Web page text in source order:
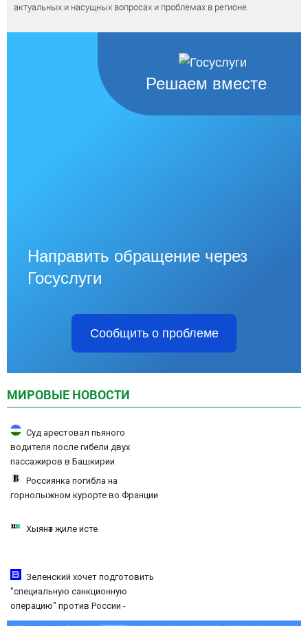
актуальных и насущных вопросах и проблемах в регионе.
Решаем вместе
Направить обращение через
Госуслуги
Сообщить о проблеме
МИРОВЫЕ НОВОСТИ
Суд арестовал пьяного
водителя после гибели двух
пассажиров в Башкирии
Россиянка погибла на
горнолыжном курорте во Франции
Хыянәт җиле исте
Зеленский хочет подготовить
"специальную санкционную
операцию" против России -
Новости на Вести.ru